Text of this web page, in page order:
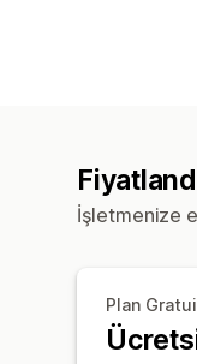
İşletmenize
Plan